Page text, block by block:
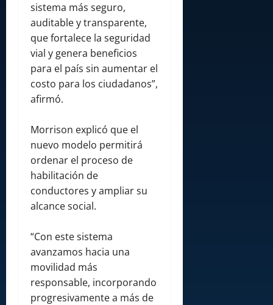
sistema más seguro,
auditable y transparente,
que fortalece la seguridad
vial y genera beneficios
para el país sin aumentar el
costo para los ciudadanos”,
afirmó.
Morrison explicó que el
nuevo modelo permitirá
ordenar el proceso de
habilitación de
conductores y ampliar su
alcance social.
“Con este sistema
avanzamos hacia una
movilidad más
responsable, incorporando
progresivamente a más de